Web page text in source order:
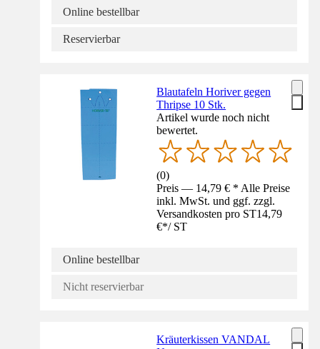
Online bestellbar
Reservierbar
Blautafeln Horiver gegen
Thripse 10 Stk.
Artikel wurde noch nicht
bewertet.
(0)
Preis — 14,79 € * Alle Preise
inkl. MwSt. und ggf. zzgl.
Versandkosten pro ST14,79
€*/ ST
Online bestellbar
Nicht reservierbar
Kräuterkissen VANDAL